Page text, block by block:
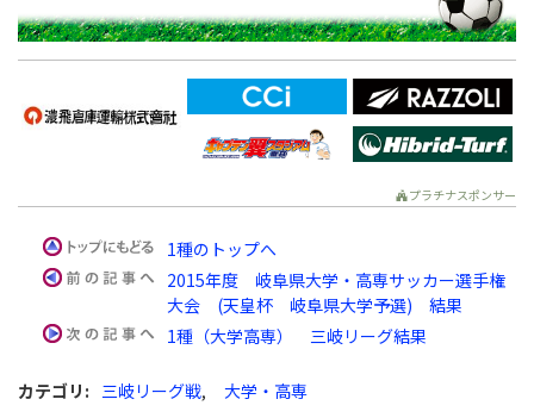
プラチナスポンサー
1種のトップへ
2015年度 岐阜県大学・高専サッカー選手権
大会 (天皇杯 岐阜県大学予選) 結果
1種（大学高専） 三岐リーグ結果
カテゴリ : 三岐リーグ戦, 大学・高専